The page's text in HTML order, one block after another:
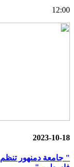
12:00
2023-10-18
" جامعة دمنهور